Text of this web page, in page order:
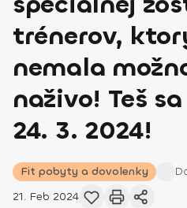
trénerov,
nemala
naživo! Teš
24. 3. 2024!
Fit pobyty a dovolenky
21. Feb 2024